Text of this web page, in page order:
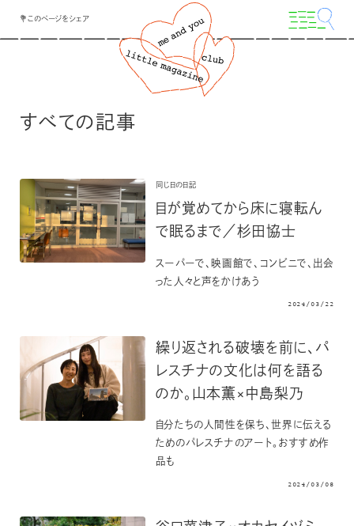
💐このページをシェア
すべての記事
同じ日の日記
目が覚めてから床に寝転ん
で眠るまで／杉田協士
スーパーで、映画館で、コンビニで、出会
った人々と声をかけあう
2024/03/22
繰り返される破壊を前に、パ
レスチナの文化は何を語る
のか。山本薫×中島梨乃
自分たちの人間性を保ち、世界に伝える
ためのパレスチナのアート。おすすめ作
品も
2024/03/08